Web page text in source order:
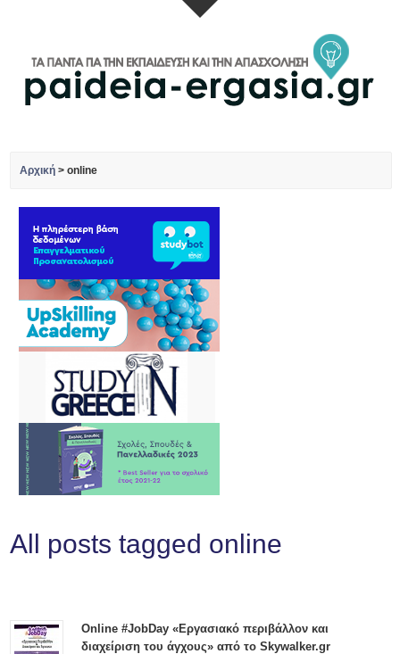
Αρχική >online
All posts tagged online
Online #JobDay «Εργασιακό περιβάλλον και
διαχείριση του άγχους» από το Skywalker.gr